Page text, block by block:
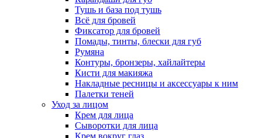
Тушь и база под тушь
Всё для бровей
Фиксатор для бровей
Помады, тинты, блески для губ
Румяна
Контуры, бронзеры, хайлайтеры
Кисти для макияжа
Накладные ресницы и аксессуары к ним
Палетки теней
Уход за лицом
Крем для лица
Сыворотки для лица
Крем вокруг глаз